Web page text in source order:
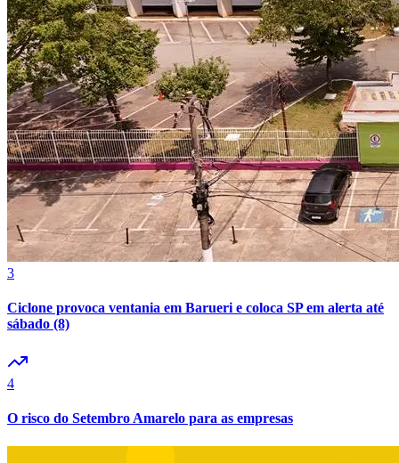
Internacional
3
Ciclone provoca ventania em Barueri e coloca SP em alerta até
sábado (8)
4
O risco do Setembro Amarelo para as empresas